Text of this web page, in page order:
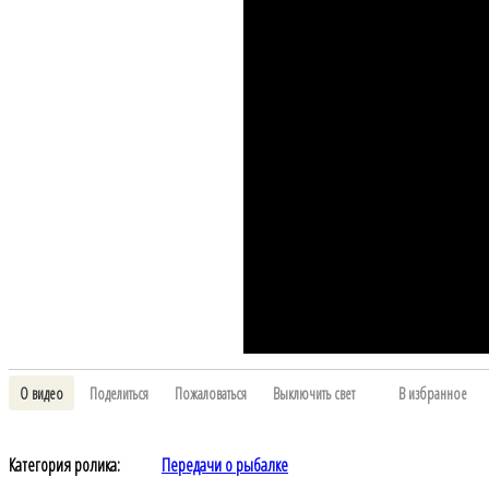
О видео Поделиться Пожаловаться Выключить свет В избранное
Категория ролика:
Передачи о рыбалке